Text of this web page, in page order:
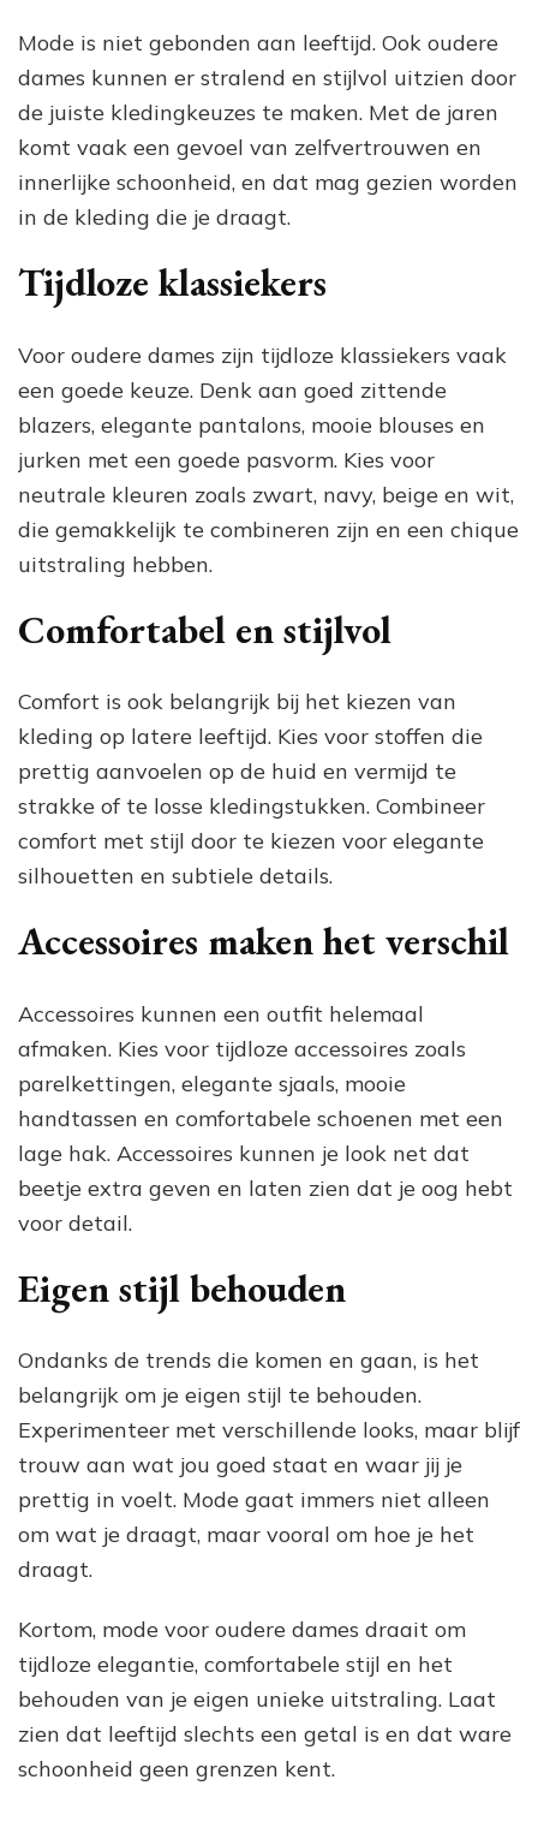
Mode is niet gebonden aan leeftijd. Ook oudere
dames kunnen er stralend en stijlvol uitzien door
de juiste kledingkeuzes te maken. Met de jaren
komt vaak een gevoel van zelfvertrouwen en
innerlijke schoonheid, en dat mag gezien worden
in de kleding die je draagt.
Tijdloze klassiekers
Voor oudere dames zijn tijdloze klassiekers vaak
een goede keuze. Denk aan goed zittende
blazers, elegante pantalons, mooie blouses en
jurken met een goede pasvorm. Kies voor
neutrale kleuren zoals zwart, navy, beige en wit,
die gemakkelijk te combineren zijn en een chique
uitstraling hebben.
Comfortabel en stijlvol
Comfort is ook belangrijk bij het kiezen van
kleding op latere leeftijd. Kies voor stoffen die
prettig aanvoelen op de huid en vermijd te
strakke of te losse kledingstukken. Combineer
comfort met stijl door te kiezen voor elegante
silhouetten en subtiele details.
Accessoires maken het verschil
Accessoires kunnen een outfit helemaal
afmaken. Kies voor tijdloze accessoires zoals
parelkettingen, elegante sjaals, mooie
handtassen en comfortabele schoenen met een
lage hak. Accessoires kunnen je look net dat
beetje extra geven en laten zien dat je oog hebt
voor detail.
Eigen stijl behouden
Ondanks de trends die komen en gaan, is het
belangrijk om je eigen stijl te behouden.
Experimenteer met verschillende looks, maar blijf
trouw aan wat jou goed staat en waar jij je
prettig in voelt. Mode gaat immers niet alleen
om wat je draagt, maar vooral om hoe je het
draagt.
Kortom, mode voor oudere dames draait om
tijdloze elegantie, comfortabele stijl en het
behouden van je eigen unieke uitstraling. Laat
zien dat leeftijd slechts een getal is en dat ware
schoonheid geen grenzen kent.